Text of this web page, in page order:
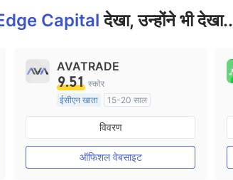
Capitalदेखा, उन्होंने भी देखा..
AVATRADE
9.51 स्कोर
ईसीएन खाता
15-20 साल
ऑस्ट्रेलिया विनियमन
मार्केट मेकिंग (एमएम)
मुख्य-लेबल MT4
विवरण
ऑफिशल वेबसाइट